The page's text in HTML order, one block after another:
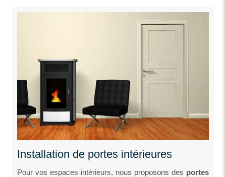
Installation de portes intérieures
Pour vos espaces intérieurs, nous proposons des portes